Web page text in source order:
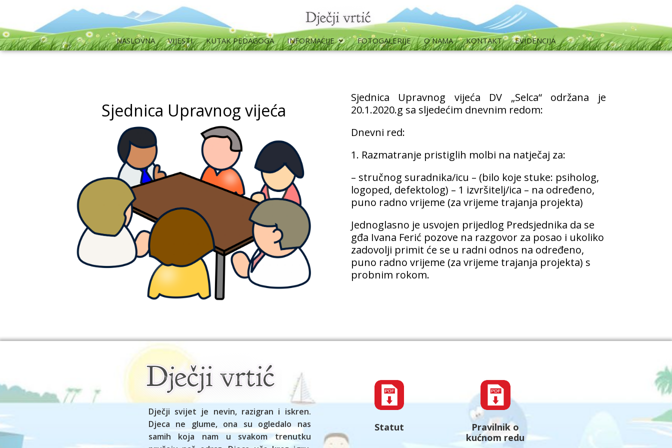
NASLOVNA VIJESTI KUTAK PEDAGOGA INFORMACIJE FOTOGALERIJE O NAMA KONTAKT EVIDENCIJA
Sjednica Upravnog vijeća
Sjednica Upravnog vijeća DV „Selca“ održana je
20.1.2020.g sa sljedećim dnevnim redom:
Dnevni red:
1. Razmatranje pristiglih molbi na natječaj za:
– stručnog suradnika/icu – (bilo koje stuke: psiholog,
logoped, defektolog) – 1 izvršitelj/ica – na određeno,
puno radno vrijeme (za vrijeme trajanja projekta)
Jednoglasno je usvojen prijedlog Predsjednika da se
gđa Ivana Ferić pozove na razgovor za posao i ukoliko
zadovolji primit će se u radni odnos na određeno,
puno radno vrijeme (za vrijeme trajanja projekta) s
probnim rokom.
Dječji svijet je nevin, razigran i iskren.
Djeca ne glume, ona su ogledalo nas
samih koja nam u svakom trenutku
Statut
Pravilnik o
kućnom redu